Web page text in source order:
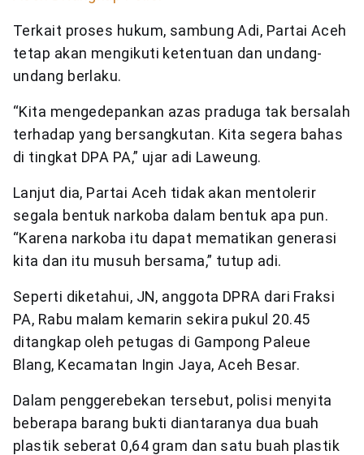
Terkait proses hukum, sambung Adi, Partai Aceh
tetap akan mengikuti ketentuan dan undang-
undang berlaku.
“Kita mengedepankan azas praduga tak bersalah
terhadap yang bersangkutan. Kita segera bahas
di tingkat DPA PA,” ujar adi Laweung.
Lanjut dia, Partai Aceh tidak akan mentolerir
segala bentuk narkoba dalam bentuk apa pun.
“Karena narkoba itu dapat mematikan generasi
kita dan itu musuh bersama,” tutup adi.
Seperti diketahui, JN, anggota DPRA dari Fraksi
PA, Rabu malam kemarin sekira pukul 20.45
ditangkap oleh petugas di Gampong Paleue
Blang, Kecamatan Ingin Jaya, Aceh Besar.
Dalam penggerebekan tersebut, polisi menyita
beberapa barang bukti diantaranya dua buah
plastik seberat 0,64 gram dan satu buah plastik